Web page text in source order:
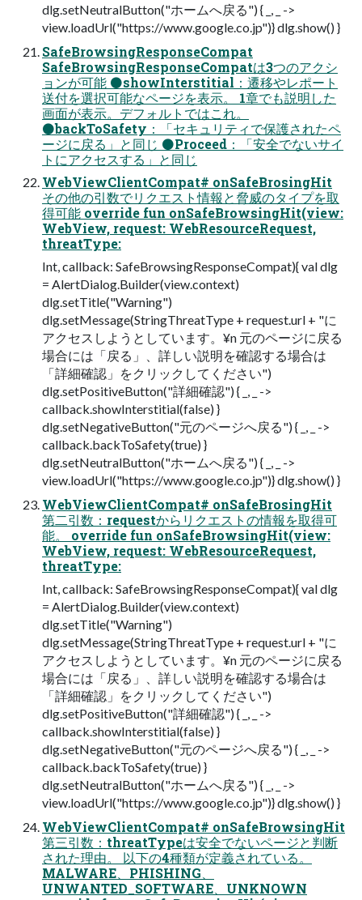
dlg.setNeutralButton("ホームへ戻る") { _, _ ->
view.loadUrl("https://www.google.co.jp")} dlg.show() }
SafeBrowsingResponseCompat
SafeBrowsingResponseCompatは3つのアクシ
ョンが可能 ⚫showInterstitial：遷移やレポート
送付を選択可能なページを表示。 1章でも説明した
画面が表示。デフォルトではこれ。
⚫backToSafety：「セキュリティで保護されたペ
ージに戻る」と同じ ⚫Proceed：「安全でないサイ
トにアクセスする」と同じ
WebViewClientCompat# onSafeBrosingHit
その他の引数でリクエスト情報と脅威のタイプを取
得可能 override fun onSafeBrowsingHit(view:
WebView, request: WebResourceRequest,
threatType:
Int, callback: SafeBrowsingResponseCompat){ val dlg
= AlertDialog.Builder(view.context)
dlg.setTitle("Warning")
dlg.setMessage(StringThreatType + request.url + "に
アクセスしようとしています。¥n 元のページに戻る
場合には「戻る」、詳しい説明を確認する場合は
「詳細確認」をクリックしてください")
dlg.setPositiveButton("詳細確認") { _, _ ->
callback.showInterstitial(false) }
dlg.setNegativeButton("元のページへ戻る") { _, _ ->
callback.backToSafety(true) }
dlg.setNeutralButton("ホームへ戻る") { _, _ ->
view.loadUrl("https://www.google.co.jp")} dlg.show() }
WebViewClientCompat# onSafeBrosingHit
第二引数：requestからリクエストの情報を取得可
能。 override fun onSafeBrowsingHit(view:
WebView, request: WebResourceRequest,
threatType:
Int, callback: SafeBrowsingResponseCompat){ val dlg
= AlertDialog.Builder(view.context)
dlg.setTitle("Warning")
dlg.setMessage(StringThreatType + request.url + "に
アクセスしようとしています。¥n 元のページに戻る
場合には「戻る」、詳しい説明を確認する場合は
「詳細確認」をクリックしてください")
dlg.setPositiveButton("詳細確認") { _, _ ->
callback.showInterstitial(false) }
dlg.setNegativeButton("元のページへ戻る") { _, _ ->
callback.backToSafety(true) }
dlg.setNeutralButton("ホームへ戻る") { _, _ ->
view.loadUrl("https://www.google.co.jp")} dlg.show() }
WebViewClientCompat# onSafeBrowsingHit
第三引数：threatTypeは安全でないページと判断
された理由。 以下の4種類が定義されている。
MALWARE、PHISHING、
UNWANTED_SOFTWARE、UNKNOWN